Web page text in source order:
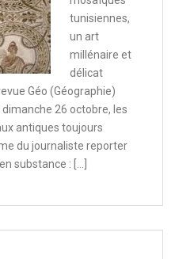
tunisiennes,
un art
millénaire et
délicat
Géo (Géographie)
26 octobre, les
antiques toujours
du journaliste reporter
substance : […]